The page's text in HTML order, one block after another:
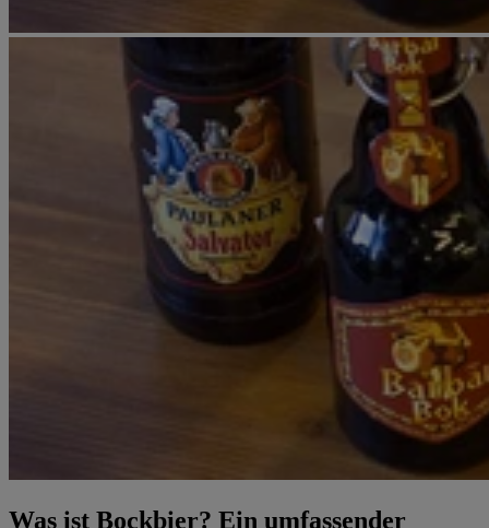
Was ist Bockbier? Ein umfassender